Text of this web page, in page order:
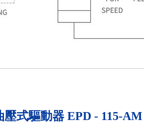
壓式驅動器 EPD - 115-AM